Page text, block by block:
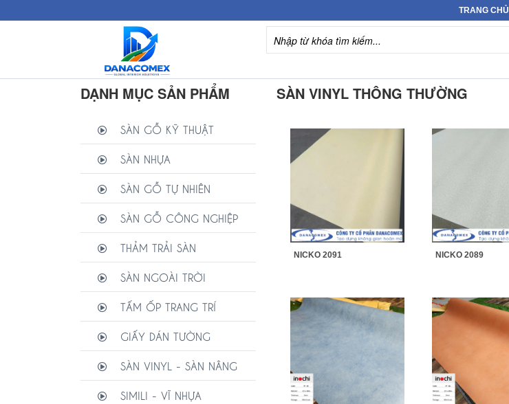
TRANG CHỦ
DẠNH MỤC SẢN PHẨM
SÀN GỖ KỸ THUẬT
SÀN NHỰA
SÀN GỖ TỰ NHIÊN
SÀN GỖ CÔNG NGHIỆP
THẢM TRẢI SÀN
SÀN NGOÀI TRỜI
TẤM ỐP TRANG TRÍ
GIẤY DÁN TƯỜNG
SÀN VINYL - SÀN NÂNG
SIMILI - VĨ NHỰA
SÀN VINYL THÔNG THƯỜNG
NICKO 2091 NICKO 2089